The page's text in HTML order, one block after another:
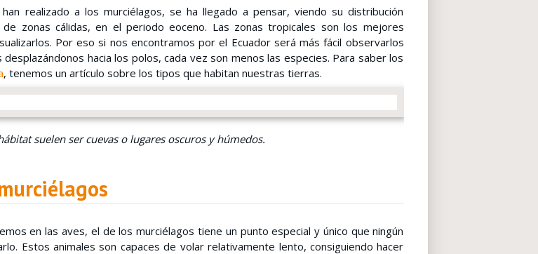
realizado a los murciélagos, se ha llegado a pensar, viendo su distribución
zonas cálidas, en el periodo eoceno. Las zonas tropicales son los mejores
Por eso si nos encontramos por el Ecuador será más fácil observarlos
hacia los polos, cada vez son menos las especies. Para saber los
, tenemos un artículo sobre los tipos que habitan nuestras tierras.
suelen ser cuevas o lugares oscuros y húmedos.
en las aves, el de los murciélagos tiene un punto especial y único que ningún
Estos animales son capaces de volar relativamente lento, consiguiendo hacer